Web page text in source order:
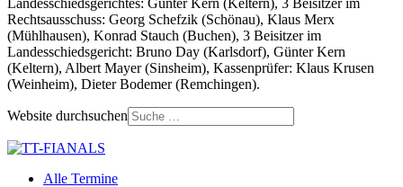
Landesschiedsgerichtes: Günter Kern (Keltern), 3 Beisitzer im
Rechtsausschuss: Georg Schefzik (Schönau), Klaus Merx
(Mühlhausen), Konrad Stauch (Buchen), 3 Beisitzer im
Landesschiedsgericht: Bruno Day (Karlsdorf), Günter Kern
(Keltern), Albert Mayer (Sinsheim), Kassenprüfer: Klaus Krusen
(Weinheim), Dieter Bodemer (Remchingen).
Website durchsuchen
Alle Termine